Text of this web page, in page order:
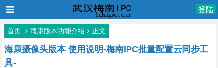
登陆
首页 海康版本功能介绍 正文
海康摄像头版本 使用说明-梅南IPC批量配置云同步工
具-